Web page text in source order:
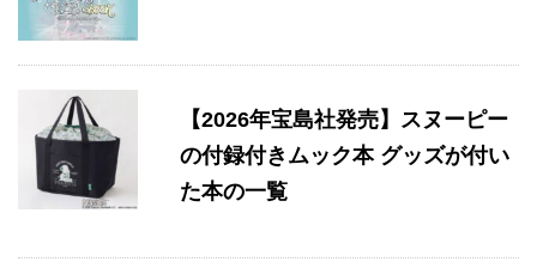
【2026年宝島社発売】スヌーピー
の付録付きムック本 グッズが付い
た本の一覧